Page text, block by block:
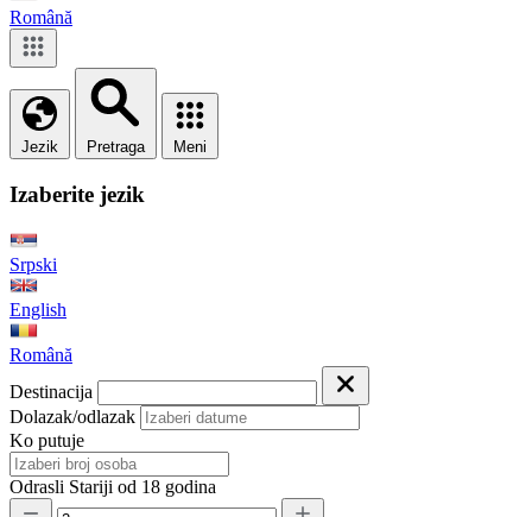
Română
Jezik Pretraga Meni
Izaberite jezik
Srpski
English
Română
Destinacija
Dolazak/odlazak
Ko putuje
Odrasli Stariji od 18 godina